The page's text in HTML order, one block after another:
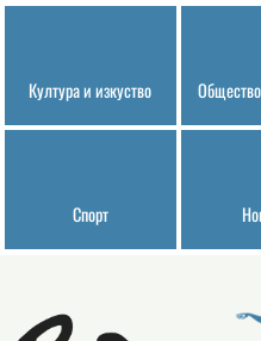
Култура и изкуство
Спорт